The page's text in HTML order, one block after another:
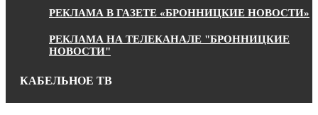
РЕКЛАМА В ГАЗЕТЕ «БРОННИЦКИЕ НОВОСТИ»
РЕКЛАМА НА ТЕЛЕКАНАЛЕ "БРОННИЦКИЕ
НОВОСТИ"
КАБЕЛЬНОЕ ТВ